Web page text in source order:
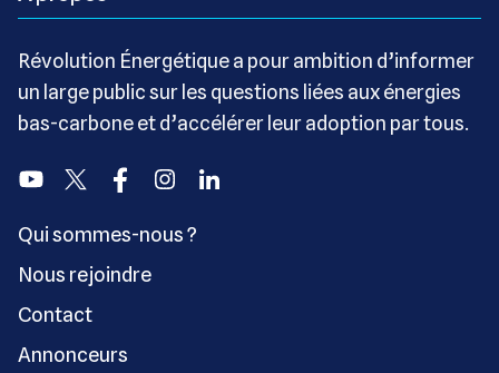
Révolution Énergétique a pour ambition d’informer
un large public sur les questions liées aux énergies
bas-carbone et d’accélérer leur adoption par tous.
YoutubeTwitter FacebookInstagramLinkedin
Qui sommes-nous ?
Nous rejoindre
Contact
Annonceurs